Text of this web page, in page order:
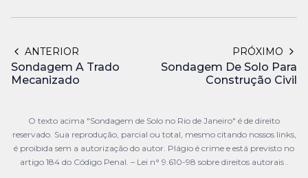
ANTERIOR
Sondagem A Trado
Mecanizado
PRÓXIMO
Sondagem De Solo Para
Construção Civil
O texto acima "Sondagem de Solo no Rio de Janeiro" é de direito
reservado. Sua reprodução, parcial ou total, mesmo citando nossos links,
é proibida sem a autorização do autor. Plágio é crime e está previsto no
artigo 184 do Código Penal. – Lei n° 9.610-98 sobre direitos autorais .